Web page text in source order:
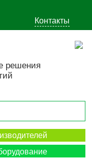
Контакты
решения